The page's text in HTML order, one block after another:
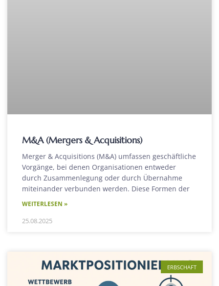
M&A (Mergers & Acquisitions)
Merger & Acquisitions (M&A) umfassen geschäftliche
Vorgänge, bei denen Organisationen entweder
durch Zusammenlegung oder durch Übernahme
miteinander verbunden werden. Diese Formen der
WEITERLESEN »
25.08.2025
ERBSCHAFT